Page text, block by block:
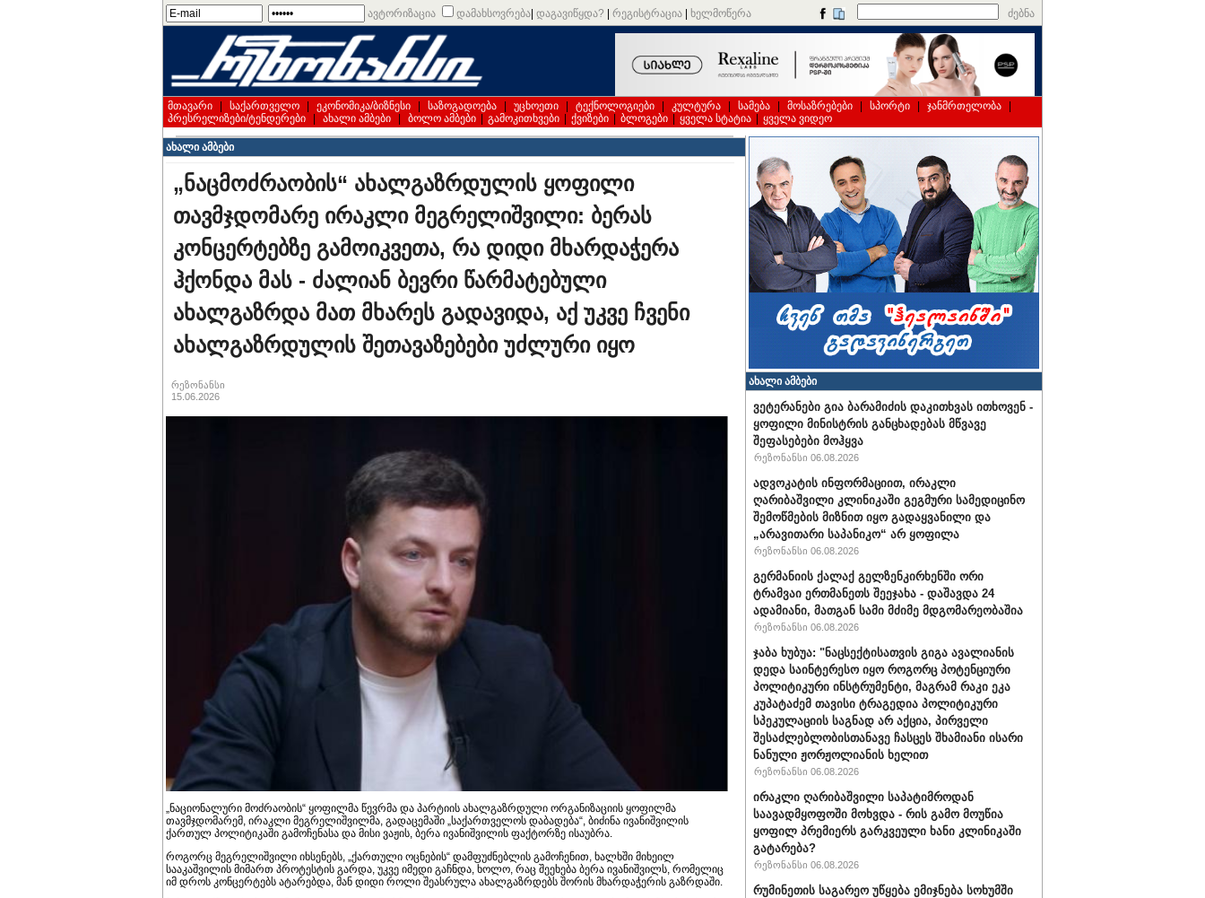
ავტორიზაცია დამახსოვრება დაგავიწყდა? რეგისტრაცია ხელმოწერა ძებნა
მთავარი საქართველო ეკონომიკა/ბიზნესი საზოგადოება უცხოეთი ტექნოლოგიები კულტურა სამება მოსაზრებები სპორტი ჯანმრთელობა
პრესრელიზები/ტენდერები
ახალი ამბები ბოლო ამბები გამოკითხვები ქვიზები ბლოგები ყველა სტატია ყველა ვიდეო
ახალი ამბები
„ნაცმოძრაობის“ ახალგაზრდულის ყოფილი
თავმჯდომარე ირაკლი მეგრელიშვილი: ბერას
კონცერტებზე გამოიკვეთა, რა დიდი მხარდაჭერა
ჰქონდა მას - ძალიან ბევრი წარმატებული
ახალგაზრდა მათ მხარეს გადავიდა, აქ უკვე ჩვენი
ახალგაზრდულის შეთავაზებები უძლური იყო
რეზონანსი
15.06.2026
„ნაციონალური მოძრაობის“ ყოფილმა წევრმა და პარტიის ახალგაზრდული ორგანიზაციის ყოფილმა
თავმჯდომარემ, ირაკლი მეგრელიშვილმა, გადაცემაში „საქართველოს დაბადება“, ბიძინა ივანიშვილის
ქართულ პოლიტიკაში გამოჩენასა და მისი ვაჟის, ბერა ივანიშვილის ფაქტორზე ისაუბრა.
როგორც მეგრელიშვილი იხსენებს, „ქართული ოცნების“ დამფუძნებლის გამოჩენით, ხალხში მიხეილ
სააკაშვილის მიმართ პროტესტის გარდა, უკვე იმედი გაჩნდა, ხოლო, რაც შეეხება ბერა ივანიშვილს, რომელიც
იმ დროს კონცერტებს ატარებდა, მან დიდი როლი შეასრულა ახალგაზრდებს შორის მხარდაჭერის გაზრდაში.
ახალი ამბები
ვეტერანები გია ბარამიძის დაკითხვას ითხოვენ -
ყოფილი მინისტრის განცხადებას მწვავე
შეფასებები მოჰყვა
რეზონანსი 06.08.2026
ადვოკატის ინფორმაციით, ირაკლი
ღარიბაშვილი კლინიკაში გეგმური სამედიცინო
შემოწმების მიზნით იყო გადაყვანილი და
„არავითარი საპანიკო“ არ ყოფილა
რეზონანსი 06.08.2026
გერმანიის ქალაქ გელზენკირხენში ორი
ტრამვაი ერთმანეთს შეეჯახა - დაშავდა 24
ადამიანი, მათგან სამი მძიმე მდგომარეობაშია
რეზონანსი 06.08.2026
ჯაბა ხუბუა: "ნაცსექტისათვის გიგა ავალიანის
დედა საინტერესო იყო როგორც პოტენციური
პოლიტიკური ინსტრუმენტი, მაგრამ რაკი ეკა
კუპატაძემ თავისი ტრაგედია პოლიტიკური
სპეკულაციის საგნად არ აქცია, პირველი
შესაძლებლობისთანავე ჩასცეს შხამიანი ისარი
ნანული ჟორჟოლიანის ხელით
რეზონანსი 06.08.2026
ირაკლი ღარიბაშვილი საპატიმროდან
საავადმყოფოში მოხვდა - რის გამო მოუწია
ყოფილ პრემიერს გარკვეული ხანი კლინიკაში
გატარება?
რეზონანსი 06.08.2026
რუმინეთის საგარეო უწყება ემიჯნება სოხუმში